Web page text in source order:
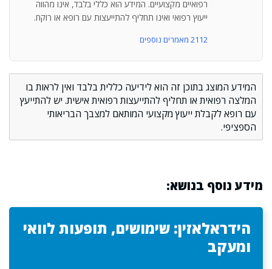
רפואיים מקצועיים. המידע הוא כללי בלבד, אינו מהווה
ייעוץ רפואי ואינו תחליף להתייעצות עם רופא או רוקח.
2112 מאמרים נוספים
המידע המוצג בתוכן זה הוא לידיעה כללית בלבד ואין לראות בו
המלצה רפואית או תחליף להתייעצות רפואית אישית. יש להתייעץ
עם רופא לקבלת ייעוץ מקצועי המותאם למצבך הבריאותי
הספציפי.
מידע נוסף בנושא:
הידראלאזין: שימושים, תופעות לוואי
ומעקב